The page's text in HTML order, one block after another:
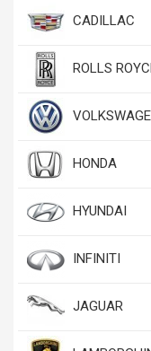
CADILLAC
ROLLS
HONDA
HYUNDAI
INFINITI
JAGUAR